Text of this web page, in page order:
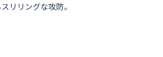
リリングな攻防。